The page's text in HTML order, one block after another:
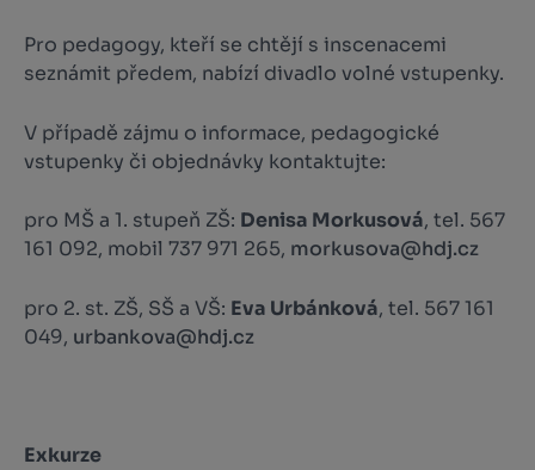
Pro pedagogy, kteří se chtějí s inscenacemi
seznámit předem, nabízí divadlo volné vstupenky.
V případě zájmu o informace, pedagogické
vstupenky či objednávky kontaktujte:
pro MŠ a 1. stupeň ZŠ: Denisa Morkusová, tel. 567
161 092, mobil 737 971 265, morkusova@hdj.cz
pro 2. st. ZŠ, SŠ a VŠ: Eva Urbánková, tel. 567 161
049, urbankova@hdj.cz
Exkurze